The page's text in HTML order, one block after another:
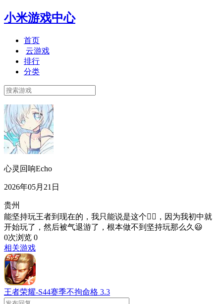
小米游戏中心
首页
云游戏
排行
分类
心灵回响Echo
2026年05月21日
贵州
能坚持玩王者到现在的，我只能说是这个👍🏻，因为我初中就
开始玩了，然后被气退游了，根本做不到坚持玩那么久😃
0次浏览 0
相关游戏
王者荣耀-S44赛季不拘命格 3.3